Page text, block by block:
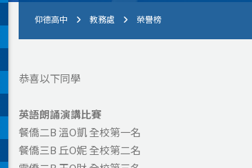
仰德高中 教務處 榮譽榜
恭喜以下同學
英語朗誦演講比賽
餐僑二B 溫O凱 全校第一名
餐僑三B 丘O妮 全校第二名